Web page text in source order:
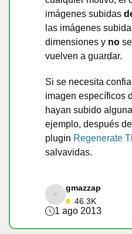
imágenes subidas
las imágenes
dimensiones y no
vuelven a guardar.
Si se necesita
imagen específicos
hayan subido
ejemplo, después
plugin Regenerate
salvavidas.
gmazzap
46.3K
1 ago 2013